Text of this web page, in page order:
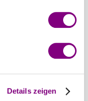
Details zeigen
der Kasse mit nur